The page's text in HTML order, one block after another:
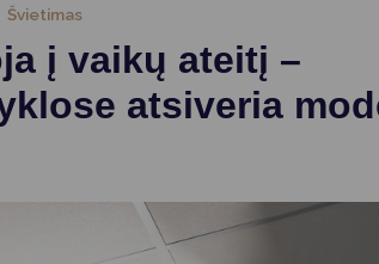
pažeidimai
Švietimas
į vaikų ateitį –
atsiveria